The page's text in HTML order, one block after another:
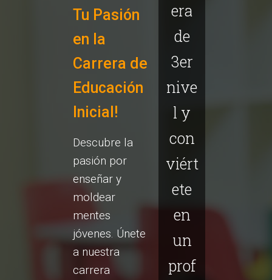
Tu Pasión
en la
Carrera de
Educación
Inicial!
Descubre la
pasión por
enseñar y
moldear
mentes
jóvenes. Únete
a nuestra
carrera
era
de
3er
nive
l y
con
viért
ete
en
un
prof